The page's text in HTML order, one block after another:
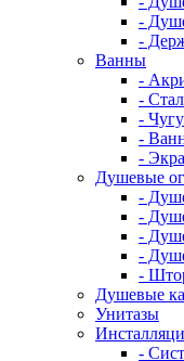
-
-
Ванны
-
-
-
-
-
Душевые
-
-
-
-
-
Душевые
Унитазы
-